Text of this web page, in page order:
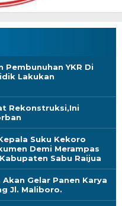
Pembunuhan YKR Di
Lakukan
Rekonstruksi,Ini
Suku Kekoro
Demi Merampas
Sabu Raijua
Akan Gelar Panen Karya
Jl. Maliboro.